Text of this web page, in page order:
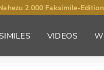
2.000 Faksimile-
VIDEOS